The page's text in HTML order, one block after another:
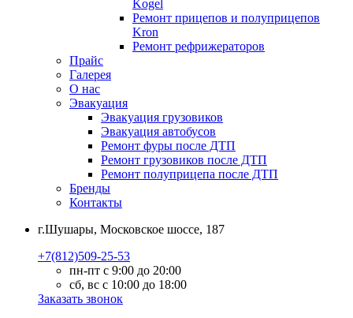
Kogel
Ремонт прицепов и полуприцепов
Kron
Ремонт рефрижераторов
Прайс
Галерея
О нас
Эвакуация
Эвакуация грузовиков
Эвакуация автобусов
Ремонт фуры после ДТП
Ремонт грузовиков после ДТП
Ремонт полуприцепа после ДТП
Бренды
Контакты
г.Шушары, Московское шоссе, 187
+7(812)509-25-53
пн-пт с 9:00 до 20:00
сб, вс с 10:00 до 18:00
Заказать звонок